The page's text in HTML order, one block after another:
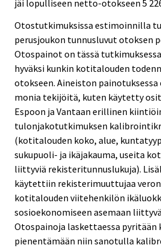
jäi lopulliseen netto-otokseen 5
Otostutkimuksissa estimoinnilla
perusjoukon tunnusluvut otoksen
Otospainot on tässä
hyväksi kunkin kotitalouden
otokseen. Aineiston
monia tekijöitä, kuten käytetty
Espoon ja Vantaan erillinen
tulonjakotutkimuksen
(kotitalouden koko, alue,
sukupuoli- ja ikäjakauma, useita
liittyviä rekisteritunnuslukuja).
käytettiin rekisterimuuttujaa
kotitalouden viitehenkilön
sosioekonomiseen asemaan
Otospainoja laskettaessa pyritään
pienentämään niin sanotulla